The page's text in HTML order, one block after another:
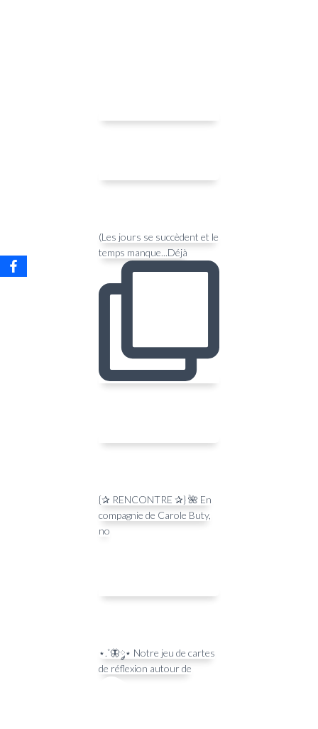
(Les jours se succèdent et le
temps manque...Déjà
{✰ RENCONTRE ✰} 🌺 En
compagnie de Carole Buty,
no
⋆.˚🦋༘⋆ Notre jeu de cartes
de réflexion autour de